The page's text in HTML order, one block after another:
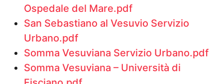
Ospedale del Mare.pdf
San Sebastiano al Vesuvio Servizio
Urbano.pdf
Somma Vesuviana Servizio Urbano.pdf
Somma Vesuviana – Università di